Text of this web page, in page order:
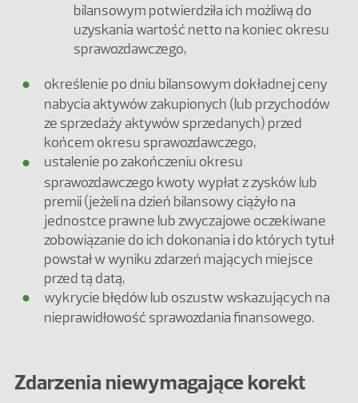
bilansowym potwierdziła ich możliwą do
uzyskania wartość netto na koniec okresu
sprawozdawczego,
określenie po dniu bilansowym dokładnej ceny
nabycia aktywów zakupionych (lub przychodów
ze sprzedaży aktywów sprzedanych) przed
końcem okresu sprawozdawczego,
ustalenie po zakończeniu okresu
sprawozdawczego kwoty wypłat z zysków lub
premii (jeżeli na dzień bilansowy ciążyło na
jednostce prawne lub zwyczajowe oczekiwane
zobowiązanie do ich dokonania i do których tytuł
powstał w wyniku zdarzeń mających miejsce
przed tą datą,
wykrycie błędów lub oszustw wskazujących na
nieprawidłowość sprawozdania finansowego.
Zdarzenia niewymagające korekt